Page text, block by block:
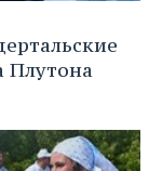
Плутона